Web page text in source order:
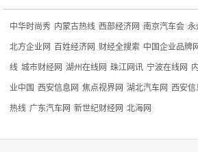
中华时尚秀 内蒙古热线 西部经济网 南京汽车会 |永
北方企业网 百姓经济网 财经全搜索 中国企业品牌
线 |城市财经网 |湖州在线网 |珠江网讯 宁波在线网
业中国 西安信息网 |焦点视界网 |湖北汽车网 西安信
热线 广东汽车网 |新世纪财经网 |北海网